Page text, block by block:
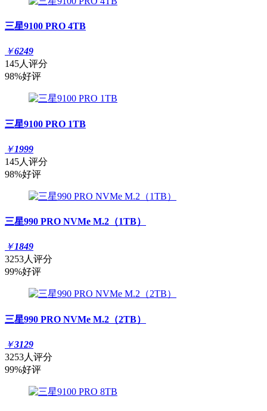
三星9100 PRO 4TB
￥6249
145人评分
98%好评
三星9100 PRO 1TB
￥1999
145人评分
98%好评
三星990 PRO NVMe M.2（1TB）
￥1849
3253人评分
99%好评
三星990 PRO NVMe M.2（2TB）
￥3129
3253人评分
99%好评